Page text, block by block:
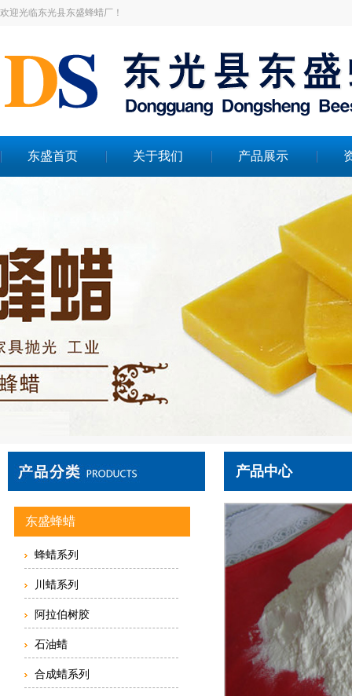
欢迎光临东光县东盛蜂蜡厂！
东盛首页 关于我们 产品展示
东盛蜂蜡
蜂蜡系列
川蜡系列
阿拉伯树胶
石油蜡
合成蜡系列
产品中心